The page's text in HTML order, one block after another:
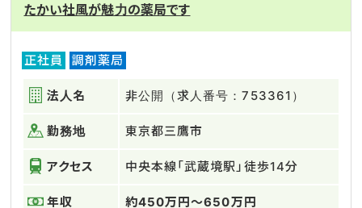
たかい社風が魅力の薬局です
正社員 調剤薬局
法人名 非公開（求人番号：753361）
勤務地 東京都三鷹市
アクセス 中央本線「武蔵境駅」徒歩14分
年収 約450万円～650万円